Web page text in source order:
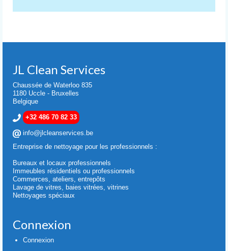
JL Clean Services
Chaussée de Waterloo 835
1180 Uccle - Bruxelles
Belgique
+32 486 70 82 33
info@jlcleanservices.be
Entreprise de nettoyage pour les professionnels :
Bureaux et locaux professionnels
Immeubles résidentiels ou professionnels
Commerces, ateliers, entrepôts
Lavage de vitres, baies vitrées, vitrines
Nettoyages spéciaux
Connexion
Connexion